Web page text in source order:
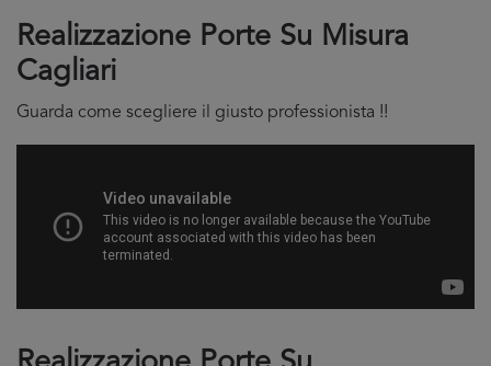
Realizzazione Porte Su Misura
Cagliari
Guarda come scegliere il giusto professionista !!